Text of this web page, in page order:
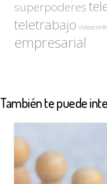
superpoderes
teletrabajo
empresarial
También te puede